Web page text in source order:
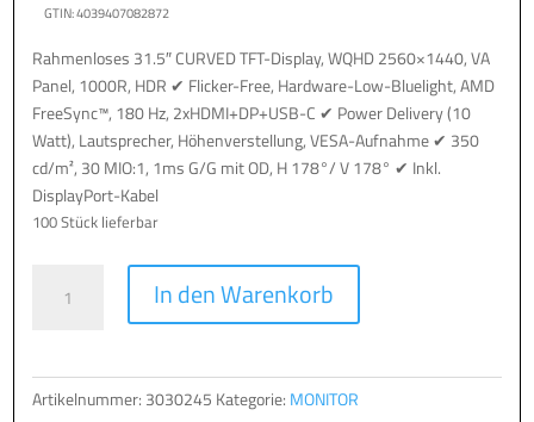
GTIN: 4039407082872
Rahmenloses 31.5″ CURVED TFT-Display, WQHD 2560×1440, VA
Panel, 1000R, HDR ✔ Flicker-Free, Hardware-Low-Bluelight, AMD
FreeSync™, 180 Hz, 2xHDMI+DP+USB-C ✔ Power Delivery (10
Watt), Lautsprecher, Höhenverstellung, VESA-Aufnahme ✔ 350
cd/m², 30 MIO:1, 1ms G/G mit OD, H 178°/ V 178° ✔ Inkl.
DisplayPort-Kabel
100 Stück lieferbar
LCD/LED
2K
VA
In den Warenkorb
Artikelnummer: 3030245 Kategorie: MONITOR